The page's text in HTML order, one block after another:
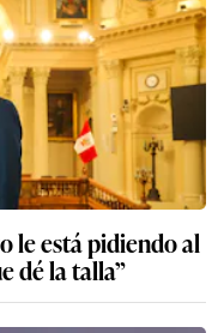
le está pidiendo al
dé la talla”